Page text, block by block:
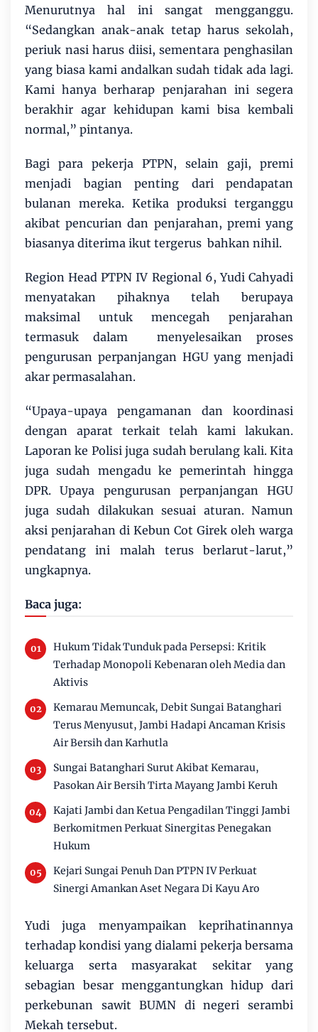
Menurutnya hal ini sangat mengganggu.
“Sedangkan anak-anak tetap harus sekolah,
periuk nasi harus diisi, sementara penghasilan
yang biasa kami andalkan sudah tidak ada lagi.
Kami hanya berharap penjarahan ini segera
berakhir agar kehidupan kami bisa kembali
normal,” pintanya.
Bagi para pekerja PTPN, selain gaji, premi
menjadi bagian penting dari pendapatan
bulanan mereka. Ketika produksi terganggu
akibat pencurian dan penjarahan, premi yang
biasanya diterima ikut tergerus bahkan nihil.
Region Head PTPN IV Regional 6, Yudi Cahyadi
menyatakan pihaknya telah berupaya
maksimal untuk mencegah penjarahan
termasuk dalam menyelesaikan proses
pengurusan perpanjangan HGU yang menjadi
akar permasalahan.
“Upaya-upaya pengamanan dan koordinasi
dengan aparat terkait telah kami lakukan.
Laporan ke Polisi juga sudah berulang kali. Kita
juga sudah mengadu ke pemerintah hingga
DPR. Upaya pengurusan perpanjangan HGU
juga sudah dilakukan sesuai aturan. Namun
aksi penjarahan di Kebun Cot Girek oleh warga
pendatang ini malah terus berlarut-larut,”
ungkapnya.
Baca juga:
Hukum Tidak Tunduk pada Persepsi: Kritik
Terhadap Monopoli Kebenaran oleh Media dan
Aktivis
Kemarau Memuncak, Debit Sungai Batanghari
Terus Menyusut, Jambi Hadapi Ancaman Krisis
Air Bersih dan Karhutla
Sungai Batanghari Surut Akibat Kemarau,
Pasokan Air Bersih Tirta Mayang Jambi Keruh
Kajati Jambi dan Ketua Pengadilan Tinggi Jambi
Berkomitmen Perkuat Sinergitas Penegakan
Hukum
Kejari Sungai Penuh Dan PTPN IV Perkuat
Sinergi Amankan Aset Negara Di Kayu Aro
Yudi juga menyampaikan keprihatinannya
terhadap kondisi yang dialami pekerja bersama
keluarga serta masyarakat sekitar yang
sebagian besar menggantungkan hidup dari
perkebunan sawit BUMN di negeri serambi
Mekah tersebut.